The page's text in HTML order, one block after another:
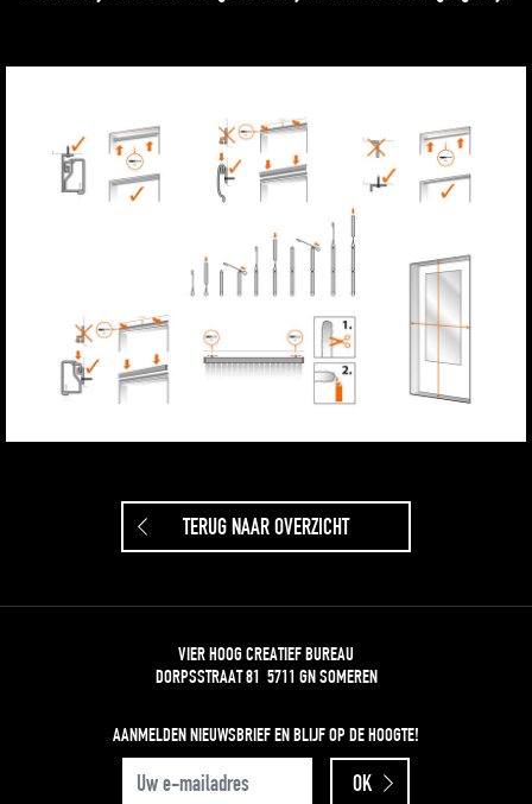
TERUG NAAR OVERZICHT
VIER HOOG CREATIEF BUREAU
DORPSSTRAAT 81 5711 GN SOMEREN
AANMELDEN NIEUWSBRIEFEN BLIJF OP DE HOOGTE!
OK